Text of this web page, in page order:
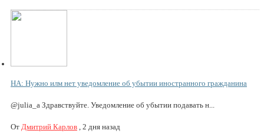
НА: Нужно илм нет уведомление об убытии иностранного гражданина
@julia_a Здравствуйте. Уведомление об убытии подавать н...
От Дмитрий Карлов , 2 дня назад